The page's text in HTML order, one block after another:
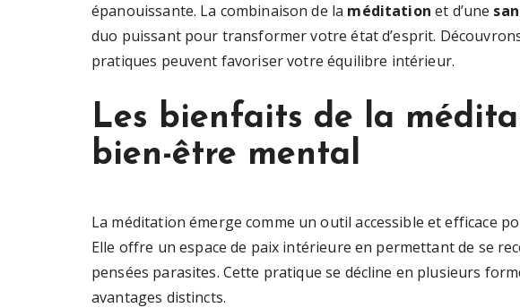
épanouissante. La combinaison de la méditation et d’une
duo puissant pour transformer votre état d’esprit.
pratiques peuvent favoriser votre équilibre intérieur.
Les bienfaits de la
bien-être mental
La méditation émerge comme un outil accessible et efficace
Elle offre un espace de paix intérieure en permettant de se
pensées parasites. Cette pratique se décline en plusieurs
avantages distincts.